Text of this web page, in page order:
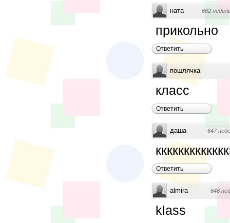
ната · 662
прикольно
Ответить
пошлячка
класс
Ответить
даша · 647
Ответить
almira · 646
klass